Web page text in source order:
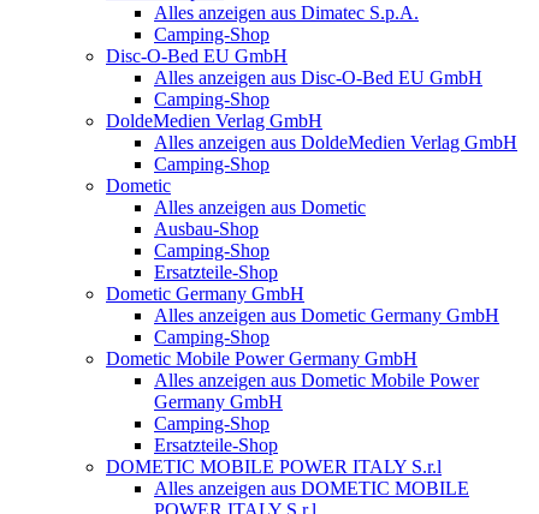
Alles anzeigen aus Dimatec S.p.A.
Camping-Shop
Disc-O-Bed EU GmbH
Alles anzeigen aus Disc-O-Bed EU GmbH
Camping-Shop
DoldeMedien Verlag GmbH
Alles anzeigen aus DoldeMedien Verlag GmbH
Camping-Shop
Dometic
Alles anzeigen aus Dometic
Ausbau-Shop
Camping-Shop
Ersatzteile-Shop
Dometic Germany GmbH
Alles anzeigen aus Dometic Germany GmbH
Camping-Shop
Dometic Mobile Power Germany GmbH
Alles anzeigen aus Dometic Mobile Power
Germany GmbH
Camping-Shop
Ersatzteile-Shop
DOMETIC MOBILE POWER ITALY S.r.l
Alles anzeigen aus DOMETIC MOBILE
POWER ITALY S.r.l